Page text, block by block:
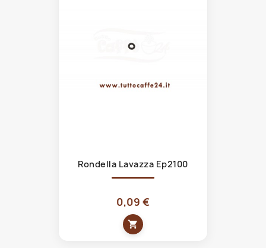
Rondella Lavazza Ep2100
0,09 €
shopping_cart